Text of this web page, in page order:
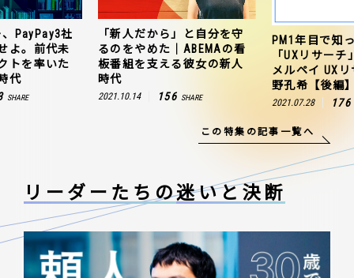
PayPay3社
よ。前代未
トを率いた
代
SHARE
「新人だから」と自分を守
るのをやめた｜ABEMAの看
板番組を支える彼女の新人
時代
2021.10.14 156 SHARE
PM1年目で知
「UXリサー
メルペイ UX
野孔希【後編
2021.07.28 176
この特集の記事一覧へ
リーダーたちの迷いと決断